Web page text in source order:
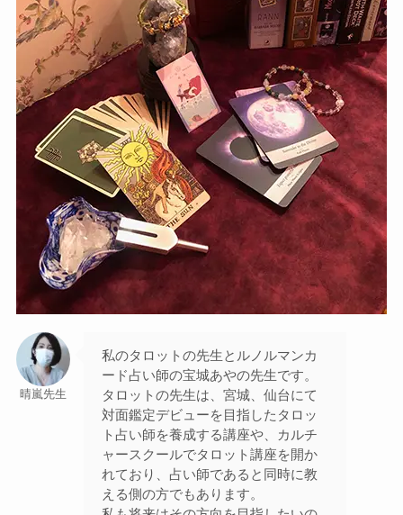
晴嵐先生
私のタロットの先生とルノルマンカ
ード占い師の宝城あやの先生です。
タロットの先生は、宮城、仙台にて
対面鑑定デビューを目指したタロッ
ト占い師を養成する講座や、カルチ
ャースクールでタロット講座を開か
れており、占い師であると同時に教
える側の方でもあります。